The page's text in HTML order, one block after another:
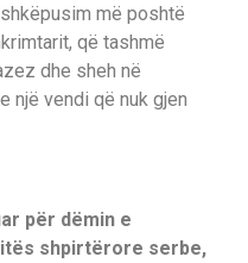
më poshtë
që tashmë
dhe sheh në
një vendi që nuk gjen
për dëmin e
shpirtërore serbe,